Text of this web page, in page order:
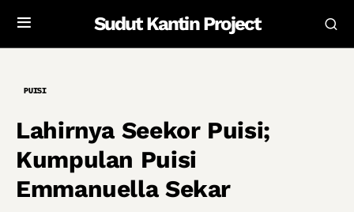
Sudut Kantin Project
PUISI
Lahirnya Seekor Puisi;
Kumpulan Puisi
Emmanuella Sekar